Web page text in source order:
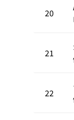
20
21
22